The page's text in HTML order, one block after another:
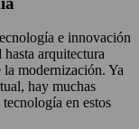
e innovación
arquitectura
la modernización. Ya
hay muchas
en estos